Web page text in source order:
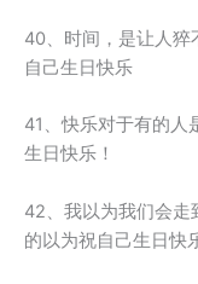
40、时间，是让人猝
自己生日快乐
41、快乐对于有的人
生日快乐！
42、我以为我们会走
的以为祝自己生日快